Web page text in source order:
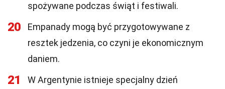
spożywane podczas świąt i festiwali.
20
Empanady mogą być przygotowywane z
resztek jedzenia, co czyni je ekonomicznym
daniem.
21
W Argentynie istnieje specjalny dzień